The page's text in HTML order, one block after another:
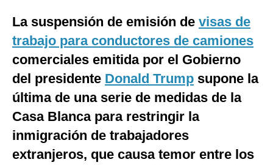
Internacional
Tecnología
Club del Suscriptor
Mix
G de Gestión
La suspensión de emisión de visas de
trabajo para conductores de camiones
comerciales emitida por el Gobierno
del presidente Donald Trump supone la
última de una serie de medidas de la
Casa Blanca para restringir la
inmigración de trabajadores
extranjeros, que causa temor entre los